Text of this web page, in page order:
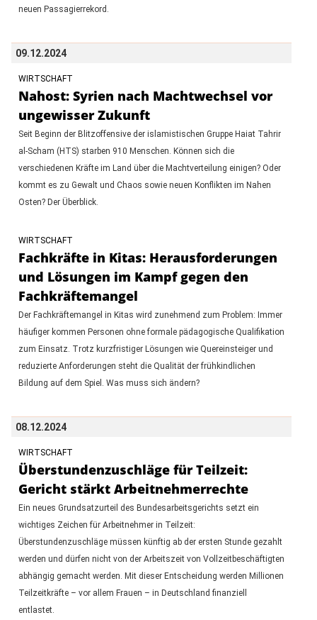
neuen Passagierrekord.
09.12.2024
WIRTSCHAFT
Nahost: Syrien nach Machtwechsel vor
ungewisser Zukunft
Seit Beginn der Blitzoffensive der islamistischen Gruppe Haiat Tahrir
al-Scham (HTS) starben 910 Menschen. Können sich die
verschiedenen Kräfte im Land über die Machtverteilung einigen? Oder
kommt es zu Gewalt und Chaos sowie neuen Konflikten im Nahen
Osten? Der Überblick.
WIRTSCHAFT
Fachkräfte in Kitas: Herausforderungen
und Lösungen im Kampf gegen den
Fachkräftemangel
Der Fachkräftemangel in Kitas wird zunehmend zum Problem: Immer
häufiger kommen Personen ohne formale pädagogische Qualifikation
zum Einsatz. Trotz kurzfristiger Lösungen wie Quereinsteiger und
reduzierte Anforderungen steht die Qualität der frühkindlichen
Bildung auf dem Spiel. Was muss sich ändern?
08.12.2024
WIRTSCHAFT
Überstundenzuschläge für Teilzeit:
Gericht stärkt Arbeitnehmerrechte
Ein neues Grundsatzurteil des Bundesarbeitsgerichts setzt ein
wichtiges Zeichen für Arbeitnehmer in Teilzeit:
Überstundenzuschläge müssen künftig ab der ersten Stunde gezahlt
werden und dürfen nicht von der Arbeitszeit von Vollzeitbeschäftigten
abhängig gemacht werden. Mit dieser Entscheidung werden Millionen
Teilzeitkräfte – vor allem Frauen – in Deutschland finanziell
entlastet.